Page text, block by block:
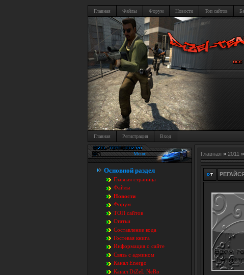
Главная Файлы Форум Новости Топ сайтов
Главная Регистрация Вход
Меню
Основной раздел
Главная страница
Файлы
Новости
Форум
TOП сайтов
Статьи
Составление кода
Гостевая книга
Информация о сайте
Связь с админом
Канал Energo
Канал DiZeL NeRo
Главная » 2011 »